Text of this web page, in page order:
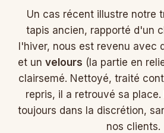
Un cas récent illustre notre
tapis ancien, rapporté d'un
l'hiver, nous est revenu avec
et un velours (la partie en
clairsemé. Nettoyé, traité
repris, il a retrouvé sa
toujours dans la discrétion,
nos clients.